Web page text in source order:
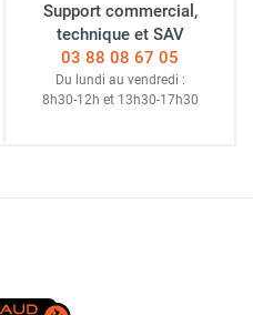
Support commercial,
technique et SAV
03 88 08 67 05
Du lundi au vendredi :
8h30-12h et 13h30-17h30